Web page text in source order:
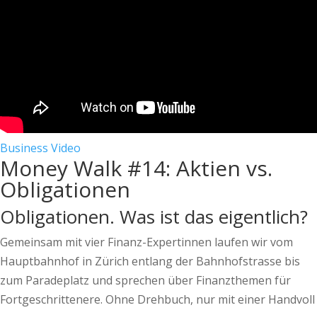
Business Video
Money Walk #14: Aktien vs.
Obligationen
Obligationen. Was ist das eigentlich?
Gemeinsam mit vier Finanz-Expertinnen laufen wir vom
Hauptbahnhof in Zürich entlang der Bahnhofstrasse bis
zum Paradeplatz und sprechen über Finanzthemen für
Fortgeschrittenere. Ohne Drehbuch, nur mit einer Handvoll